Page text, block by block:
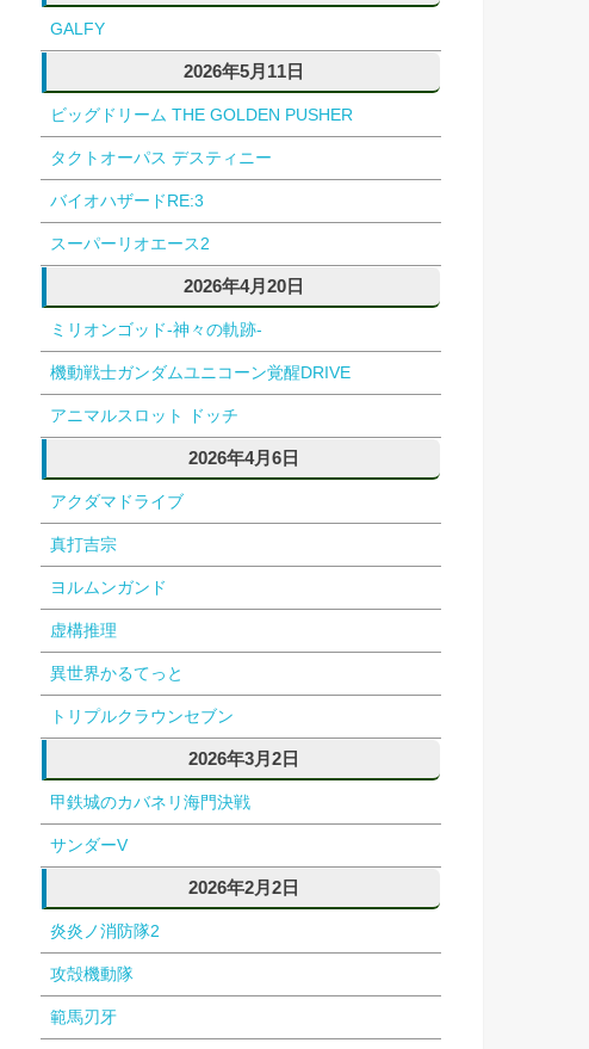
GALFY
2026年5月11日
ビッグドリーム THE GOLDEN PUSHER
タクトオーパス デスティニー
バイオハザードRE:3
スーパーリオエース2
2026年4月20日
ミリオンゴッド-神々の軌跡-
機動戦士ガンダムユニコーン覚醒DRIVE
アニマルスロット ドッチ
2026年4月6日
アクダマドライブ
真打吉宗
ヨルムンガンド
虚構推理
異世界かるてっと
トリプルクラウンセブン
2026年3月2日
甲鉄城のカバネリ海門決戦
サンダーV
2026年2月2日
炎炎ノ消防隊2
攻殻機動隊
範馬刃牙